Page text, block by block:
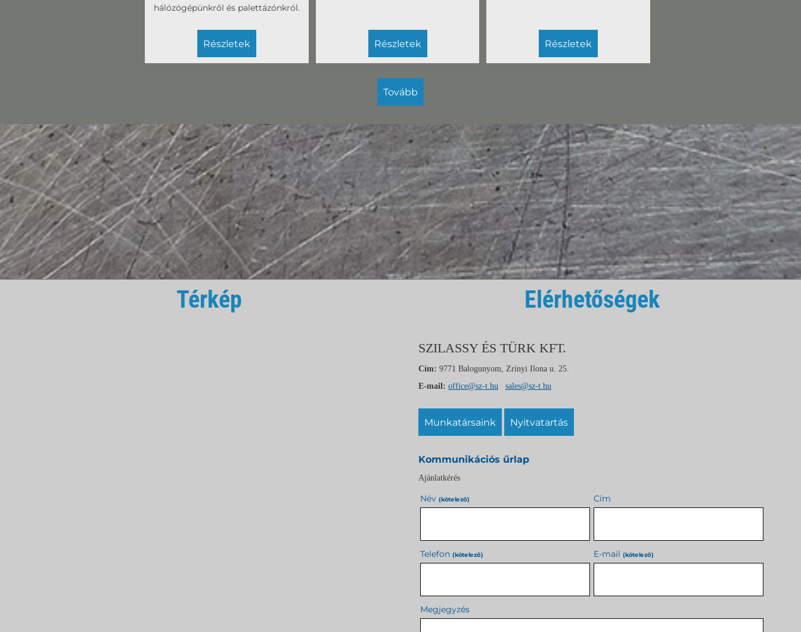
hálózógépünkről és palettázónkról.
részletek részletek részletek
tovább
Elérhetőségek
SZILASSY ÉS TÜRK KFT.
Cím: 9771 Balogunyom, Zrínyi Ilona u. 25.
E-mail: office@sz-t.hu sales@sz-t.hu
munkatársaink nyitvatartás
Kommunikációs űrlap
Ajánlatkérés
Név (kötelező) Cím
Telefon (kötelező) E-mail (kötelező)
Megjegyzés
Térkép